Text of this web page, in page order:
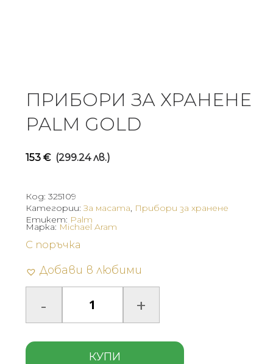
ПРИБОРИ ЗА ХРАНЕНЕ
PALM GOLD
153 € (299.24 лв.)
Код: 325109
Категории:За масата, Прибори за хранене
Етикет: Palm
С поръчка
Добави в любими
КУПИ
Марка: Michael Aram